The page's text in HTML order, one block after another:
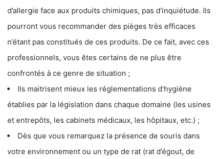
d’allergie face aux produits chimiques, pas d’inquiétude. Ils
pourront vous recommander des pièges très efficaces
n’étant pas constitués de ces produits. De ce fait, avec ces
professionnels, vous êtes certains de ne plus être
confrontés à ce genre de situation ;
Ils maitrisent mieux les réglementations d’hygiène
établies par la législation dans chaque domaine (les usines
et entrepôts, les cabinets médicaux, les hôpitaux, etc.) ;
Dès que vous remarquez la présence de souris dans
votre environnement ou un type de rat (rat d’égout, de